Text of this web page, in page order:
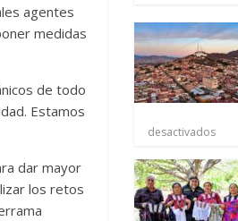
agentes
medidas
de todo
Estamos
dar mayor
los retos
desactivados